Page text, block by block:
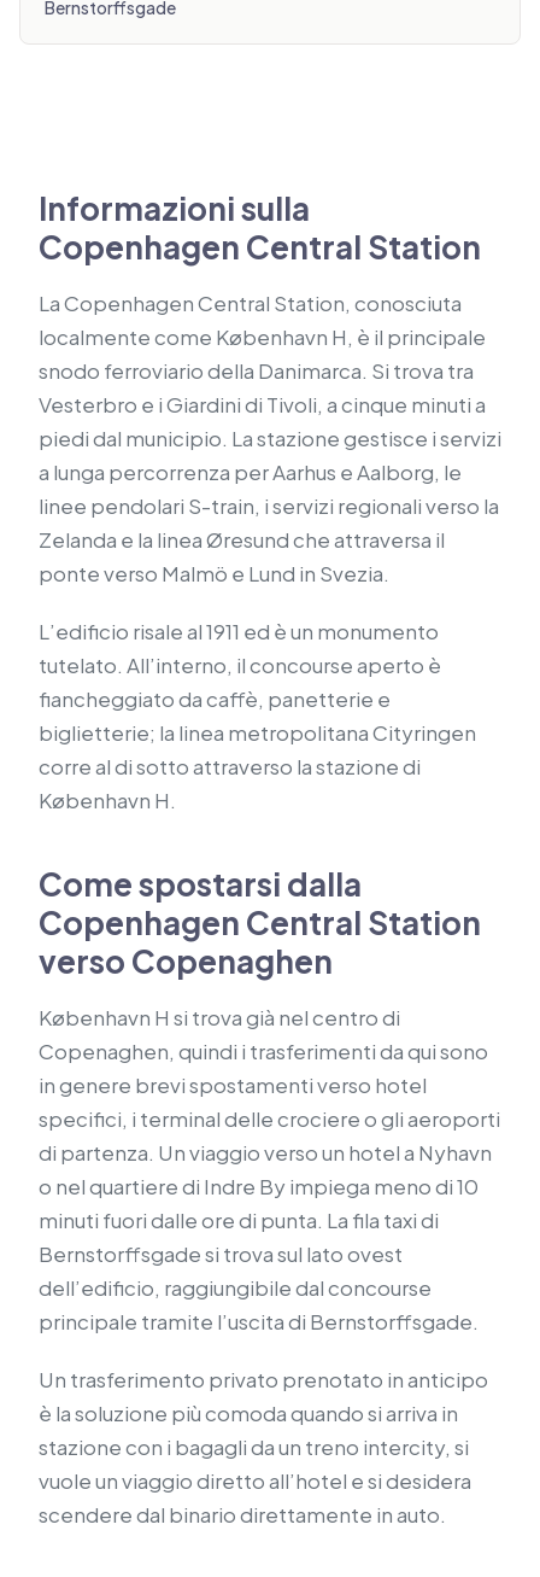
Bernstorffsgade
Informazioni sulla
Copenhagen Central Station
La Copenhagen Central Station, conosciuta
localmente come København H, è il principale
snodo ferroviario della Danimarca. Si trova tra
Vesterbro e i Giardini di Tivoli, a cinque minuti a
piedi dal municipio. La stazione gestisce i servizi
a lunga percorrenza per Aarhus e Aalborg, le
linee pendolari S-train, i servizi regionali verso la
Zelanda e la linea Øresund che attraversa il
ponte verso Malmö e Lund in Svezia.
L’edificio risale al 1911 ed è un monumento
tutelato. All’interno, il concourse aperto è
fiancheggiato da caffè, panetterie e
biglietterie; la linea metropolitana Cityringen
corre al di sotto attraverso la stazione di
København H.
Come spostarsi dalla
Copenhagen Central Station
verso Copenaghen
København H si trova già nel centro di
Copenaghen, quindi i trasferimenti da qui sono
in genere brevi spostamenti verso hotel
specifici, i terminal delle crociere o gli aeroporti
di partenza. Un viaggio verso un hotel a Nyhavn
o nel quartiere di Indre By impiega meno di 10
minuti fuori dalle ore di punta. La fila taxi di
Bernstorffsgade si trova sul lato ovest
dell’edificio, raggiungibile dal concourse
principale tramite l’uscita di Bernstorffsgade.
Un trasferimento privato prenotato in anticipo
è la soluzione più comoda quando si arriva in
stazione con i bagagli da un treno intercity, si
vuole un viaggio diretto all’hotel e si desidera
scendere dal binario direttamente in auto.